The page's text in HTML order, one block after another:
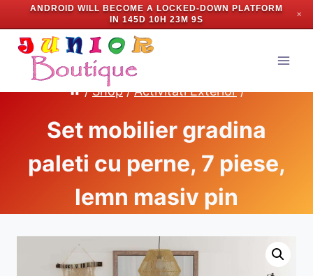
ANDROID WILL BECOME A LOCKED-DOWN PLATFORM
IN 145D 10H 23M 8S
✕
Skip
content
/ Shop / Activitati Exterior /
Set mobilier gradina
paleti cu perne, 7 piese,
lemn masiv pin